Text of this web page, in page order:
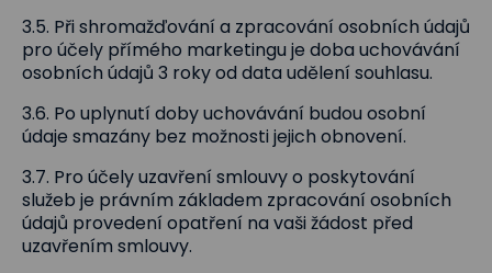
3.5. Při shromažďování a zpracování osobních údajů
pro účely přímého marketingu je doba uchovávání
osobních údajů 3 roky od data udělení souhlasu.
3.6. Po uplynutí doby uchovávání budou osobní
údaje smazány bez možnosti jejich obnovení.
3.7. Pro účely uzavření smlouvy o poskytování
služeb je právním základem zpracování osobních
údajů provedení opatření na vaši žádost před
uzavřením smlouvy.